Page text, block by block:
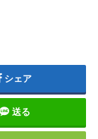
シェア
送る